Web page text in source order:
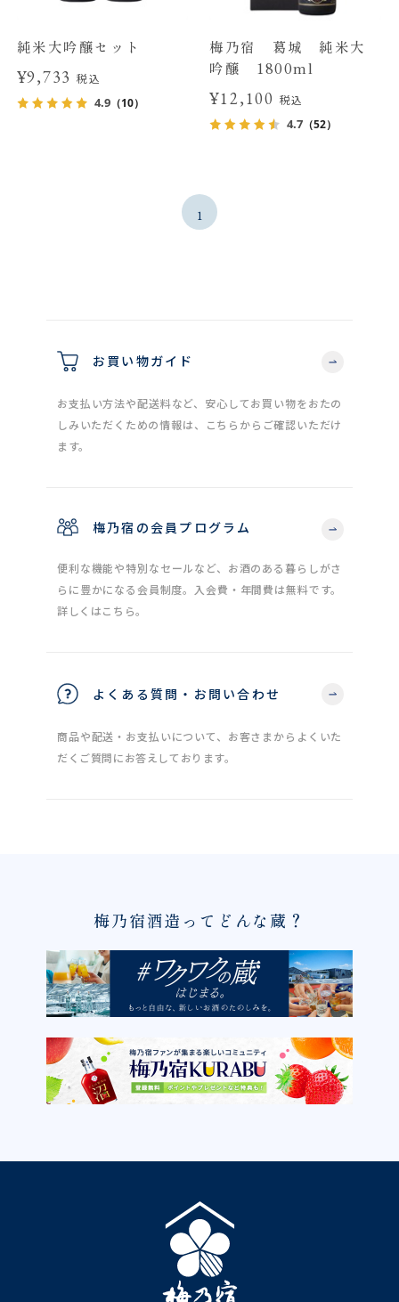
純米大吟醸セット
¥9,733税込
4.9（10）
梅乃宿 葛城 純米大
吟醸 1800ml
¥12,100 税込
4.7 （52）
1
お買い物ガイド
お支払い方法や配送料など、安心してお買い物をおたの
しみいただくための情報は、こちらからご確認いただけ
ます。
梅乃宿の会員プログラム
便利な機能や特別なセールなど、お酒のある暮らしがさ
らに豊かになる会員制度。入会費・年間費は無料です。
詳しくはこちら。
よくある質問・お問い合わせ
商品や配送・お支払いについて、お客さまからよくいた
だくご質問にお答えしております。
梅乃宿酒造ってどんな蔵？